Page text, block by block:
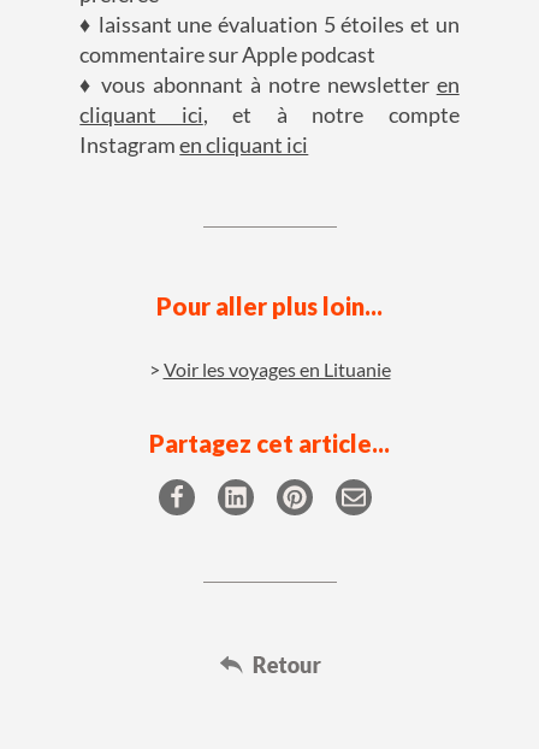
♦ laissant une évaluation 5 étoiles et un
commentaire sur Apple podcast
♦ vous abonnant à notre newsletter en
cliquant ici, et à notre compte
Instagramen cliquant ici
Pour aller plus loin...
Voir les voyages en Lituanie
Partagez cet article...